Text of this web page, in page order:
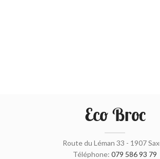
Eco Broc
Route du Léman 33 - 1907
Téléphone: 079 586 93 79